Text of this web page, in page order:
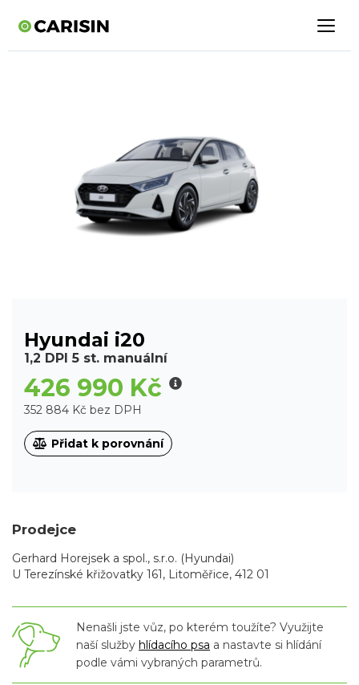
Hyundai i20
1,2 DPI 5 st. manuální
426 990 Kč
352 884 Kč bez DPH
Přidat k porovnání
Prodejce
Gerhard Horejsek a spol., s.r.o. (Hyundai)
U Terezínské křižovatky 161, Litoměřice, 412 01
Nenašli jste vůz, po kterém toužíte? Využijte
naší služby hlídacího psa a nastavte si hlídání
podle vámi vybraných parametrů.